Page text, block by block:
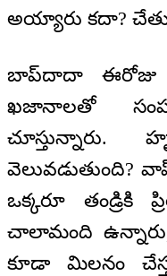
అయ్యారు కదా?
బాప్‌దాదా ఈరోజు
ఖజానాలతో
వెలువడుతుంది?
ఒక్కరూ తండ్రికి
చాలామంది ఉన్నారు,
కూడా మిలనం